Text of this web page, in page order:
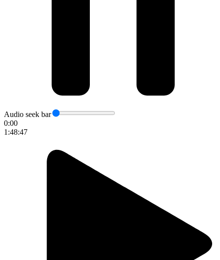
Audio seek bar
0:00
1:48:47